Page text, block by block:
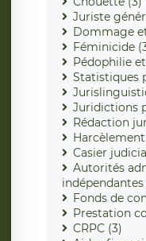
Juriste
Dommage
Féminicide
Pédophilie
Statistiques
Juridictions
Rédaction
Casier
Autorités
indépendantes
Fonds de
Prestation
CRPC (3)